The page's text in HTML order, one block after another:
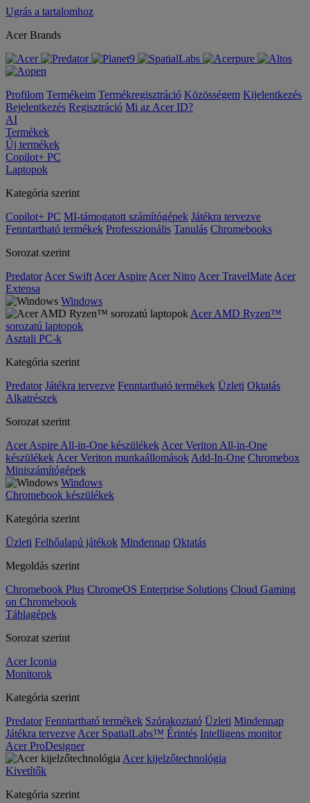
Ugrás a tartalomhoz
Acer Brands
Profilom Termékeim Termékregisztráció Közösségem Kijelentkezés
Bejelentkezés Regisztráció Mi az Acer ID?
AI
Termékek
Új termékek
Copilot+ PC
Laptopok
Kategória szerint
Copilot+ PC MI-támogatott számítógépek Játékra tervezve
Fenntartható termékek Professzionális Tanulás Chromebooks
Sorozat szerint
Predator Acer Swift Acer Aspire Acer Nitro Acer TravelMate Acer
Extensa
Windows
Acer AMD Ryzen™
sorozatú laptopok
Asztali PC-k
Kategória szerint
Predator Játékra tervezve Fenntartható termékek Üzleti Oktatás
Alkatrészek
Sorozat szerint
Acer Aspire All-in-One készülékek Acer Veriton All-in-One
készülékek Acer Veriton munkaállomások Add-In-One Chromebox
Miniszámítógépek
Windows
Chromebook készülékek
Kategória szerint
Üzleti Felhőalapú játékok Mindennap Oktatás
Megoldás szerint
Chromebook Plus ChromeOS Enterprise Solutions Cloud Gaming
on Chromebook
Táblagépek
Sorozat szerint
Acer Iconia
Monitorok
Kategória szerint
Predator Fenntartható termékek Szórakoztató Üzleti Mindennap
Játékra tervezve Acer SpatialLabs™ Érintés Intelligens monitor
Acer ProDesigner
Acer kijelzőtechnológia
Kivetítők
Kategória szerint